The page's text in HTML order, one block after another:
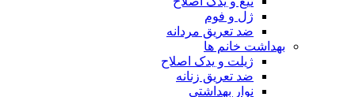
ژل و فوم
ضد تعریق مردانه
بهداشت خانم ها
ژیلت و یدک اصلاح
ضد تعریق زنانه
نوار بهداشتی